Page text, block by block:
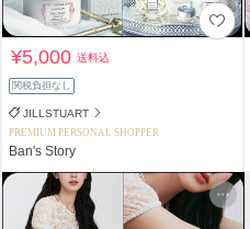
¥5,000送料込
関税負担なし
JILLSTUART
PREMIUM PERSONAL SHOPPER
Ban's Story